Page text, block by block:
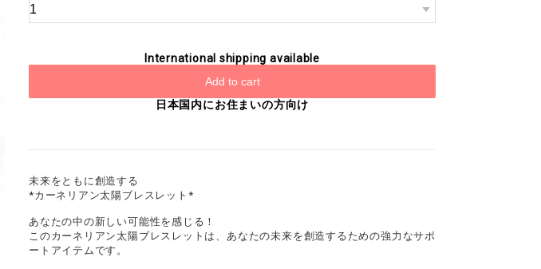
International shipping available
Add to cart
日本国内にお住まいの方向け
未来をともに創造する
*カーネリアン太陽ブレスレット*
あなたの中の新しい可能性を感じる！
このカーネリアン太陽ブレスレットは、あなたの未来を創造するための強力なサポ
ートアイテムです。